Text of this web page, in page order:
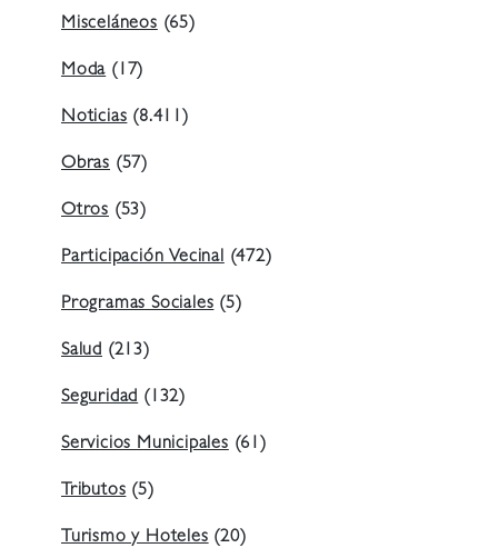
Misceláneos(65)
Moda(17)
Noticias(8.411)
Obras (57)
Otros (53)
Participación Vecinal(472)
Programas Sociales(5)
Salud (213)
Seguridad(132)
Servicios Municipales(61)
Tributos(5)
Turismo y Hoteles(20)